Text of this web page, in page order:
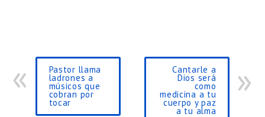
Pastor llama
ladrones a
músicos que
cobran por
tocar
Cantarle a
Dios será
como
medicina a tu
cuerpo y paz
a tu alma